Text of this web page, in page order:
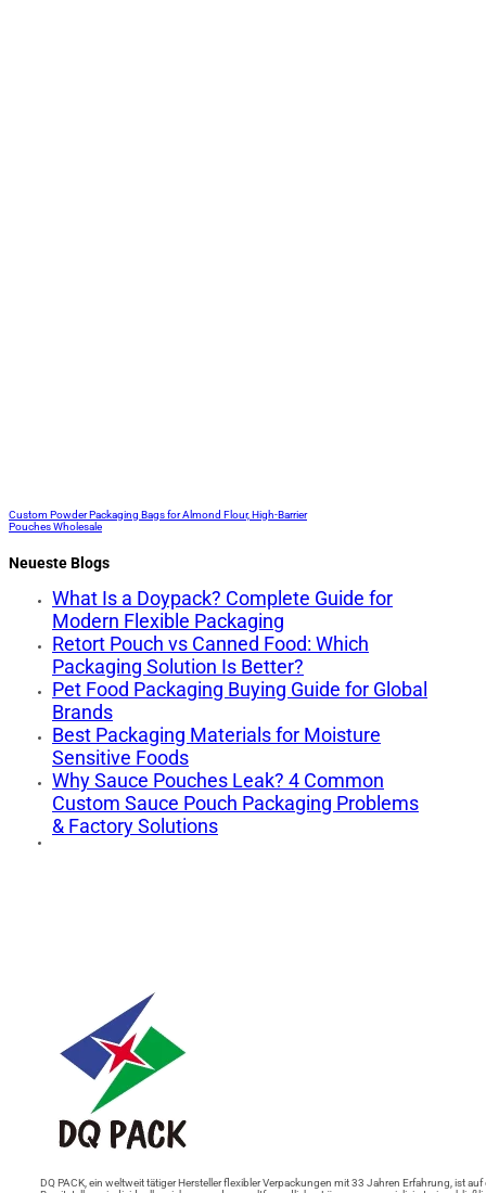
Custom Powder Packaging Bags for Almond Flour, High-Barrier
Pouches Wholesale
Neueste Blogs
What Is a Doypack? Complete Guide for
Modern Flexible Packaging
Retort Pouch vs Canned Food: Which
Packaging Solution Is Better?
Pet Food Packaging Buying Guide for Global
Brands
Best Packaging Materials for Moisture
Sensitive Foods
Why Sauce Pouches Leak? 4 Common
Custom Sauce Pouch Packaging Problems
& Factory Solutions
DQ PACK, ein weltweit tätiger Hersteller flexibler Verpackungen mit 33 Jahren Erfahrung, ist auf